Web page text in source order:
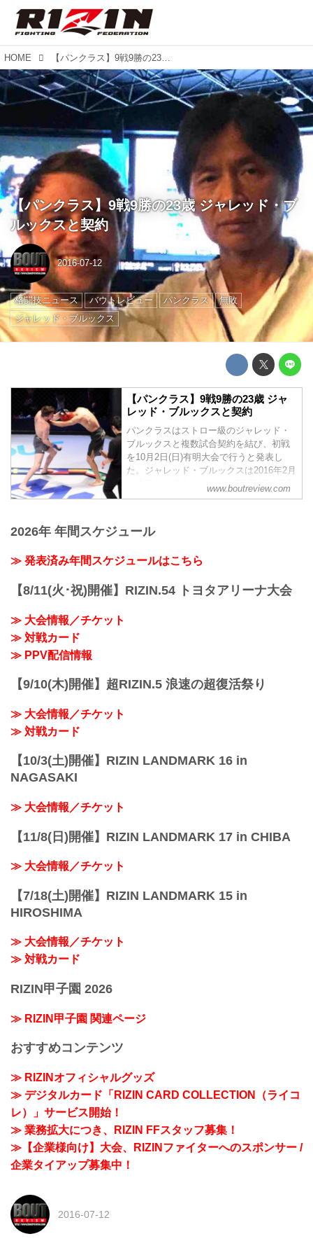
HOME 【パンクラス】9戦9勝の23歳 ジャレッド・ブルックスと契約
【パンクラス】9戦9勝の23歳 ジャレッド・ブ
ルックスと契約
2016-07-12
格闘技ニュース バウトレビュー パンクラス
無敗
ジャレッド・ブルックス
【パンクラス】9戦9勝の23歳 ジャ
レッド・ブルックスと契約
パンクラスはストロー級のジャレッド・
ブルックスと複数試合契約を結び、初戦
を10月2日(日)有明大会で行うと発表し
た。ジャレッド・ブルックスは2016年2月
に来日し、猿丸ジュンジを2R TKOで勝利
を収めている。
www.boutreview.com
2026年 年間スケジュール
≫ 発表済み年間スケジュールはこちら
【8/11(火･祝)開催】RIZIN.54 トヨタアリーナ大会
≫ 大会情報／チケット
≫ 対戦カード
≫ PPV配信情報
【9/10(木)開催】超RIZIN.5 浪速の超復活祭り
≫ 大会情報／チケット
≫ 対戦カード
【10/3(土)開催】RIZIN LANDMARK 16 in
NAGASAKI
≫ 大会情報／チケット
【11/8(日)開催】RIZIN LANDMARK 17 in CHIBA
≫ 大会情報／チケット
【7/18(土)開催】RIZIN LANDMARK 15 in
HIROSHIMA
≫ 大会情報／チケット
≫ 対戦カード
RIZIN甲子園 2026
≫ RIZIN甲子園 関連ページ
おすすめコンテンツ
≫ RIZINオフィシャルグッズ
≫ デジタルカード「RIZIN CARD COLLECTION（ライコ
レ）」サービス開始！
≫ 業務拡大につき、RIZIN FFスタッフ募集！
≫【企業様向け】大会、RIZINファイターへのスポンサー /
企業タイアップ募集中！
2016-07-12